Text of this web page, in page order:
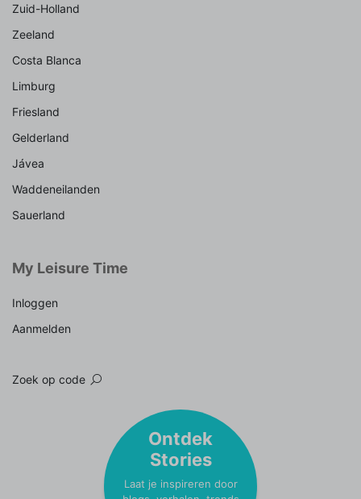
Zuid-Holland
Zeeland
Costa Blanca
Limburg
Friesland
Gelderland
Jávea
Waddeneilanden
Sauerland
My Leisure Time
Inloggen
Aanmelden
Zoek op code
Ontdek
Stories
Laat je inspireren door